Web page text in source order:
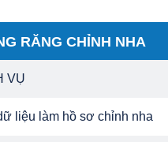
RĂNG CHỈNH NHA
VỤ
liệu làm hồ sơ chỉnh nha